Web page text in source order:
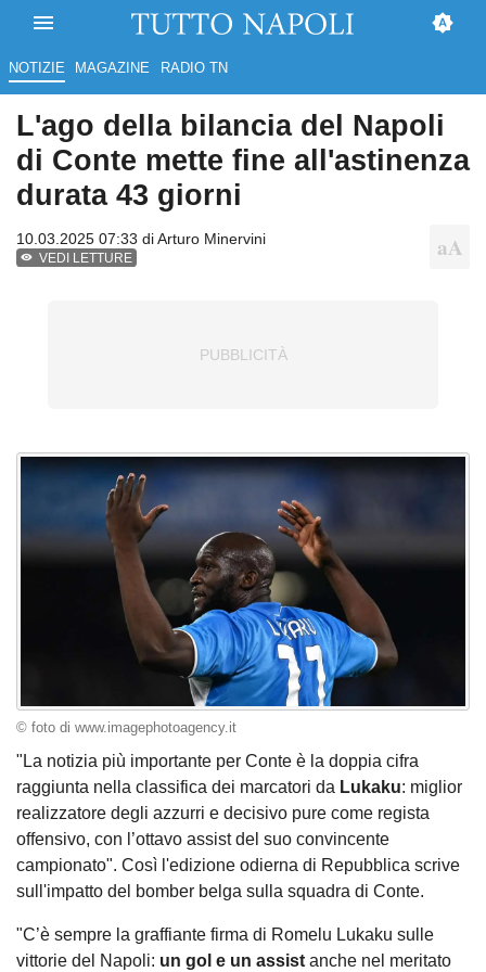
NOTIZIE MAGAZINE RADIO TN
L'ago della bilancia del Napoli
di Conte mette fine all'astinenza
durata 43 giorni
10.03.2025 07:33 diArturo Minervini
VEDI LETTURE
© foto di www.imagephotoagency.it
"La notizia più importante per Conte è la doppia cifra
raggiunta nella classifica dei marcatori da Lukaku: miglior
realizzatore degli azzurri e decisivo pure come regista
offensivo, con l’ottavo assist del suo convincente
campionato". Così l'edizione odierna di Repubblica scrive
sull'impatto del bomber belga sulla squadra di Conte.
"C’è sempre la graffiante firma di Romelu Lukaku sulle
vittorie del Napoli: un gol e un assist anche nel meritato